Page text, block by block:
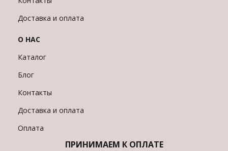
Доставка и оплата
О НАС
Каталог
Блог
Контакты
Доставка и оплата
Оплата
ПРИНИМАЕМ К ОПЛАТЕ